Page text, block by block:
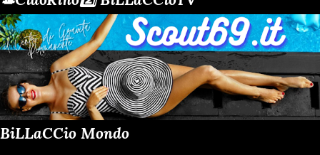
BiLLaCCio Mondo